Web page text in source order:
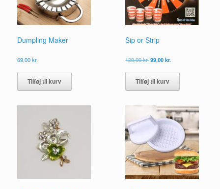
Dumpling Maker
69,00kr.
Tilføj til kurv
Sip or Strip
129,00kr.Den
pris
var:
129,00 kr..
99,00kr.
pris
99,00 kr..
Tilføj til kurv